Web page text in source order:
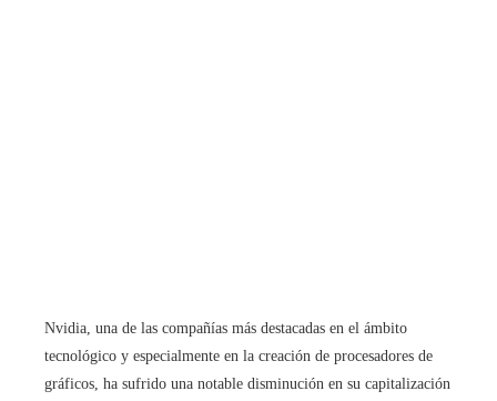
Nvidia, una de las compañías más destacadas en el ámbito
tecnológico y especialmente en la creación de procesadores de
gráficos, ha sufrido una notable disminución en su capitalización